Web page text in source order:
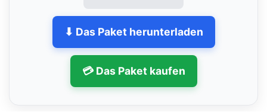
⬇ Das Paket herunterladen
💳 Das Paket kaufen